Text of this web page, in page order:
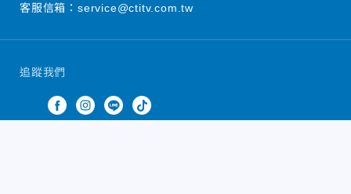
追蹤我們
客服信箱： service@ctitv.com.tw